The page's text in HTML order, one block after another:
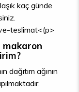
kaç günde
teslimat<(p>
dağıtım ağının